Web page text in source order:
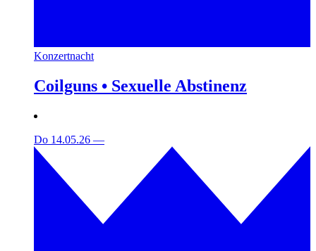
Konzertnacht
Coilguns • Sexuelle Abstinenz
Do 14.05.26 —